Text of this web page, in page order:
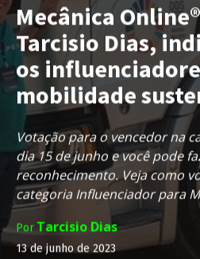
Mecânica
Tarcisio Dias,
os
mobilidade
Votação para o vencedor na
dia 15 de junho e você pode
reconhecimento. Veja como
categoria Influenciador para
Por Tarcisio Dias
13 de junho de 2023